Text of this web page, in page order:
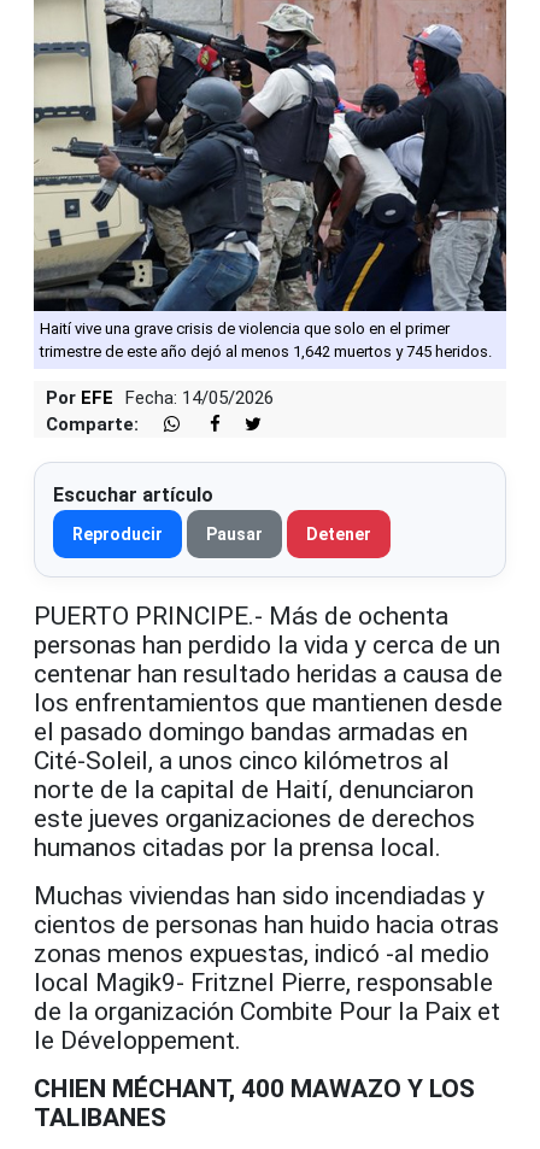
Haití vive una grave crisis de violencia que solo en el primer
trimestre de este año dejó al menos 1,642 muertos y 745 heridos.
Por EFE
Fecha: 14/05/2026
Comparte:
Escuchar artículo
Reproducir Pausar Detener
PUERTO PRINCIPE.- Más de ochenta
personas han perdido la vida y cerca de un
centenar han resultado heridas a causa de
los enfrentamientos que mantienen desde
el pasado domingo bandas armadas en
Cité-Soleil, a unos cinco kilómetros al
norte de la capital de Haití, denunciaron
este jueves organizaciones de derechos
humanos citadas por la prensa local.
Muchas viviendas han sido incendiadas y
cientos de personas han huido hacia otras
zonas menos expuestas, indicó -al medio
local Magik9- Fritznel Pierre, responsable
de la organización Combite Pour la Paix et
le Développement.
CHIEN MÉCHANT, 400 MAWAZO Y LOS
TALIBANES